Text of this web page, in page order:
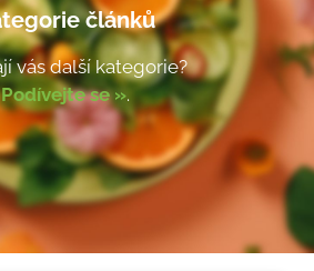
článků
vás další kategorie?
Podívejte se ».